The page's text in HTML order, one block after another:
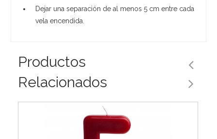
Dejar una separación de al menos 5 cm entre cada
vela encendida.
Productos
Relacionados